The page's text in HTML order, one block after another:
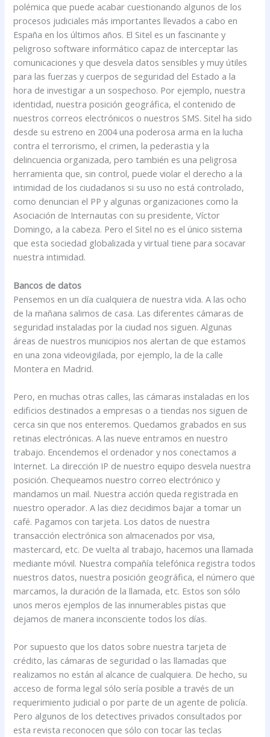
polémica que puede acabar cuestionando algunos de los
procesos judiciales más importantes llevados a cabo en
España en los últimos años. El Sitel es un fascinante y
peligroso software informático capaz de interceptar las
comunicaciones y que desvela datos sensibles y muy útiles
para las fuerzas y cuerpos de seguridad del Estado a la
hora de investigar a un sospechoso. Por ejemplo, nuestra
identidad, nuestra posición geográfica, el contenido de
nuestros correos electrónicos o nuestros SMS. Sitel ha sido
desde su estreno en 2004 una poderosa arma en la lucha
contra el terrorismo, el crimen, la pederastia y la
delincuencia organizada, pero también es una peligrosa
herramienta que, sin control, puede violar el derecho a la
intimidad de los ciudadanos si su uso no está controlado,
como denuncian el PP y algunas organizaciones como la
Asociación de Internautas con su presidente, Víctor
Domingo, a la cabeza. Pero el Sitel no es el único sistema
que esta sociedad globalizada y virtual tiene para socavar
nuestra intimidad.
Bancos de datos
Pensemos en un día cualquiera de nuestra vida. A las ocho
de la mañana salimos de casa. Las diferentes cámaras de
seguridad instaladas por la ciudad nos siguen. Algunas
áreas de nuestros municipios nos alertan de que estamos
en una zona videovigilada, por ejemplo, la de la calle
Montera en Madrid.
Pero, en muchas otras calles, las cámaras instaladas en los
edificios destinados a empresas o a tiendas nos siguen de
cerca sin que nos enteremos. Quedamos grabados en sus
retinas electrónicas. A las nueve entramos en nuestro
trabajo. Encendemos el ordenador y nos conectamos a
Internet. La dirección IP de nuestro equipo desvela nuestra
posición. Chequeamos nuestro correo electrónico y
mandamos un mail. Nuestra acción queda registrada en
nuestro operador. A las diez decidimos bajar a tomar un
café. Pagamos con tarjeta. Los datos de nuestra
transacción electrónica son almacenados por visa,
mastercard, etc. De vuelta al trabajo, hacemos una llamada
mediante móvil. Nuestra compañía telefónica registra todos
nuestros datos, nuestra posición geográfica, el número que
marcamos, la duración de la llamada, etc. Estos son sólo
unos meros ejemplos de las innumerables pistas que
dejamos de manera inconsciente todos los días.
Por supuesto que los datos sobre nuestra tarjeta de
crédito, las cámaras de seguridad o las llamadas que
realizamos no están al alcance de cualquiera. De hecho, su
acceso de forma legal sólo sería posible a través de un
requerimiento judicial o por parte de un agente de policía.
Pero algunos de los detectives privados consultados por
esta revista reconocen que sólo con tocar las teclas